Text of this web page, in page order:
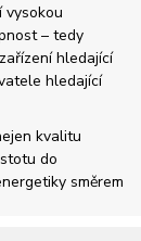
vysokou
– tedy
hledající
hledající
kvalitu
do
směrem